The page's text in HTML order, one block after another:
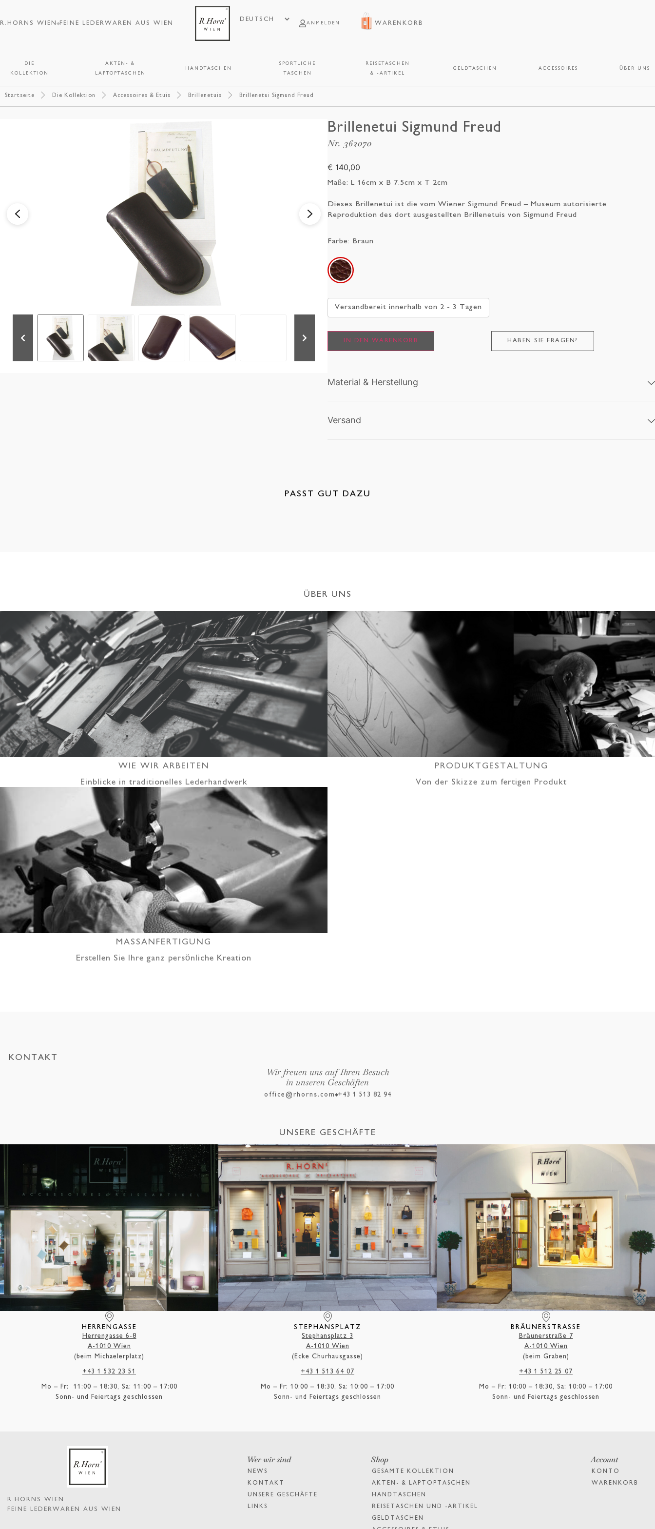
R.HORNS WIEN FEINE LEDERWAREN AUS WIEN ANMELDEN WARENKORB
DIE
KOLLEKTION
AKTEN- &
LAPTOPTASCHEN
HANDTASCHEN
SPORTLICHE
TASCHEN
REISETASCHEN
& -ARTIKEL
GELDTASCHEN ACCESSOIRES ÜBER UNS
Startseite Die Kollektion Accessoires & Etuis Brillenetuis Brillenetui Sigmund Freud
Brillenetui Sigmund Freud
Nr. 362070
€ 140,00
Maße: L 16cm x B 7.5cm x T 2cm
Dieses Brillenetui ist die vom Wiener Sigmund Freud – Museum autorisierte
Reproduktion des dort ausgestellten Brillenetuis von Sigmund Freud
Farbe: Braun
Versandbereit innerhalb von 2 - 3 Tagen
IN DEN WARENKORB HABEN SIE FRAGEN?
Material & Herstellung
Versand
PASST GUT DAZU
ÜBER UNS
WIE WIR ARBEITEN
Einblicke in traditionelles Lederhandwerk
PRODUKTGESTALTUNG
Von der Skizze zum fertigen Produkt
MASSANFERTIGUNG
Erstellen Sie Ihre ganz persönliche Kreation
KONTAKT
Wir freuen uns auf Ihren Besuch
in unseren Geschäften
office@rhorns.com +43 1 513 82 94
UNSERE GESCHÄFTE
HERRENGASSE
Herrengasse 6-8
A-1010 Wien
(beim Michaelerplatz)
+43 1 532 23 51
Mo – Fr: 11:00 – 18:30, Sa: 11:00 – 17:00
Sonn- und Feiertags geschlossen
STEPHANSPLATZ
Stephansplatz 3
A-1010 Wien
(Ecke Churhausgasse)
+43 1 513 64 07
Mo – Fr: 10:00 – 18:30, Sa: 10:00 – 17:00
Sonn- und Feiertags geschlossen
BRÄUNERSTRASSE
Bräunerstraße 7
A-1010 Wien
(beim Graben)
+43 1 512 25 07
Mo – Fr: 10:00 – 18:30, Sa: 10:00 – 17:00
Sonn- und Feiertags geschlossen
R.HORNS WIEN
FEINE LEDERWAREN AUS WIEN
Wer wir sind
NEWS
KONTAKT
UNSERE GESCHÄFTE
LINKS
Shop
GESAMTE KOLLEKTION
AKTEN- & LAPTOPTASCHEN
HANDTASCHEN
REISETASCHEN UND -ARTIKEL
GELDTASCHEN
Account
KONTO
WARENKORB